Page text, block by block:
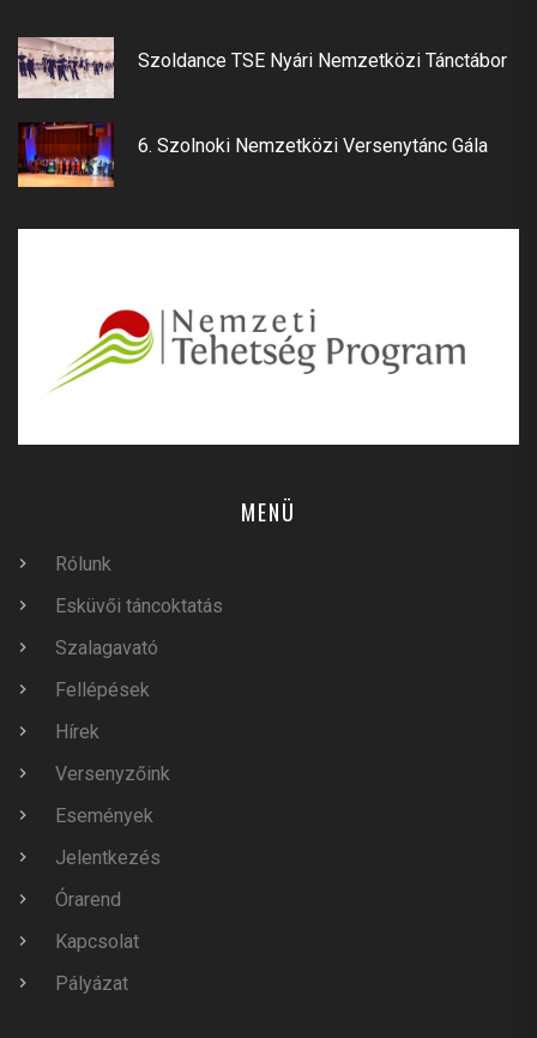
Szoldance TSE Nyári Nemzetközi Tánctábor
6. Szolnoki Nemzetközi Versenytánc Gála
MENÜ
Rólunk
Esküvői táncoktatás
Szalagavató
Fellépések
Hírek
Versenyzőink
Események
Jelentkezés
Órarend
Kapcsolat
Pályázat